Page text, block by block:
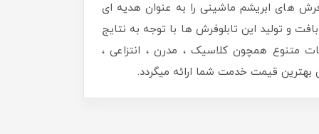
های ابریشم ماشینی را به عنوان هدیه ای
و تولید این تابلوفرش ها با توجه به نتایج
متنوع همچون کلاسیک ، مدرن ، انتزاعی ،
قیمت خدمت شما ارائه میگردد.